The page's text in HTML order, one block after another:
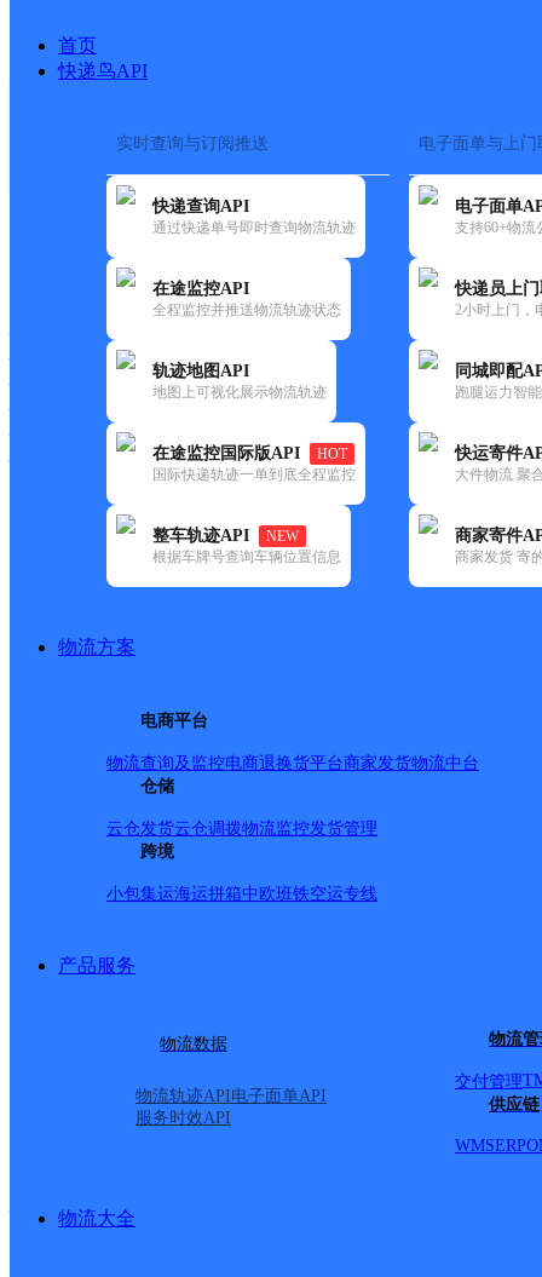
首页
快递鸟API
实时查询与订阅推送
快递查询API
通过快递单号即时查询物流轨迹
在途监控API
全程监控并推送物流轨迹状态
轨迹地图API
地图上可视化展示物流轨迹
在途监控国际版API
HOT
国际快递轨迹一单到底全程监控
整车轨迹API
NEW
根据车牌号查询车辆位置信息
电子面单与上门
电子面单
支持60+物流
快递员上
2小时上门，
同城即配
跑腿运力智
快运寄件
大件物流 聚
商家寄件
商家发货 寄
物流方案
电商平台
物流查询及监控电商退换货平台商家发货物流中台
仓储
云仓发货云仓调拨物流监控发货管理
跨境
小包集运海运拼箱中欧班铁空运专线
产品服务
物流数据
物流轨迹API电子面单API
服务时效API
物流
交付管理
供应链
WMSERP
物流大全
快递大全 > 快递网点
快递大全 快运大全
网点筛选
已选
韵达速递(33) 中通快递(20)
乌审旗,鄂尔多斯市,快递
新乌审旗网点
极兔速递
小区(西南门)
派送范围:详情